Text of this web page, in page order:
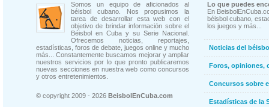
Somos un equipo de aficionados al
béisbol cubano. Nos propusimos la
tarea de desarrollar esta web con el
objetivo de brindar información sobre el
Béisbol en Cuba y su Serie Nacional.
Ofrecemos noticias, reportajes,
estadísticas, foros de debate, juegos online y mucho
más... Constantemente buscamos mejorar y ampliar
nuestros servicios por lo que pronto publicaremos
nuevas secciones en nuestra web como concursos
y otros entretenimientos.
© copyright 2009 - 2026 BeisbolEnCuba.com
Lo que puedes
En
béisbol cubano,
los juegos y más...
Noticias del
Foros, opiniones,
Concursos sobre
Estadísticas de la